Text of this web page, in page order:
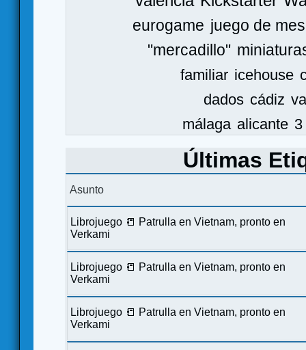
eurogame juego de
"mercadillo"
familiar icehouse
dados cádiz
málaga alicante
Últimas
Asunto
Librojuego 📒 Patrulla en Vietnam, pronto en
Verkami
Librojuego 📒 Patrulla en Vietnam, pronto en
Verkami
Librojuego 📒 Patrulla en Vietnam, pronto en
Verkami